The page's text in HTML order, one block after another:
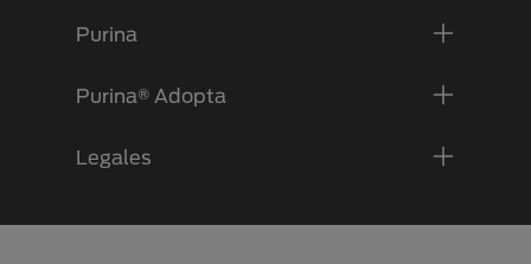
Purina
Purina® Adopta
Legales